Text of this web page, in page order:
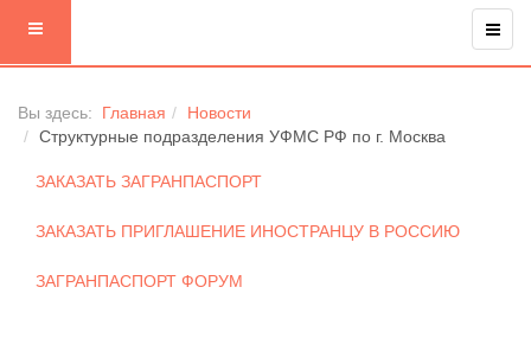
Вы здесь: Главная
Новости
Структурные подразделения УФМС РФ по г. Москва
ЗАКАЗАТЬ ЗАГРАНПАСПОРТ
ЗАКАЗАТЬ ПРИГЛАШЕНИЕ ИНОСТРАНЦУ В РОССИЮ
ЗАГРАНПАСПОРТ ФОРУМ